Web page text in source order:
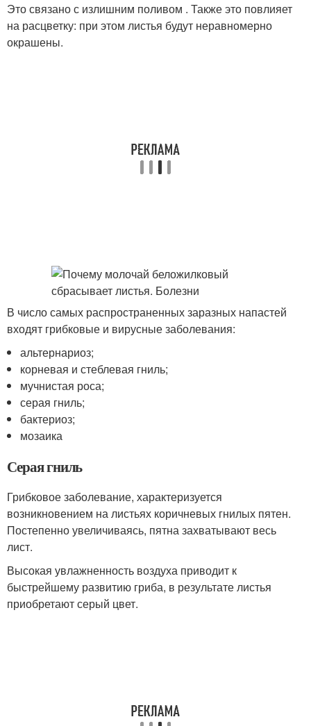
Это связано с излишним поливом . Также это повлияет
на расцветку: при этом листья будут неравномерно
окрашены.
В число самых распространенных заразных напастей
входят грибковые и вирусные заболевания:
альтернариоз;
корневая и стеблевая гниль;
мучнистая роса;
серая гниль;
бактериоз;
мозаика
Серая гниль
Грибковое заболевание, характеризуется
возникновением на листьях коричневых гнилых пятен.
Постепенно увеличиваясь, пятна захватывают весь
лист.
Высокая увлажненность воздуха приводит к
быстрейшему развитию гриба, в результате листья
приобретают серый цвет.